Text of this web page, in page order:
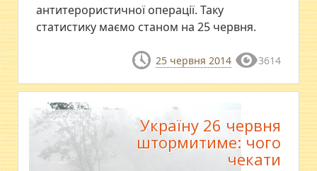
антитерористичної операції. Таку
статистику маємо станом на 25 червня.
25 червня 2014 3614
Україну 26 червня
штормитиме: чого
чекати